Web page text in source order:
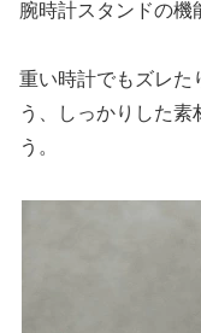
腕時計スタンドの機
重い時計でもズレた
う、しっかりした素
う。